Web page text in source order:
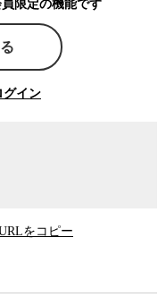
って有機化学が急速に発
た。当初は主に香水や化
品はもとよりトイレの芳
で浸透するようになって
す作業は手間も時間もか
、人工的に作られた化学
な化学物質をどんな割合
いるのだそうだ。
新皮質を経ずに、記憶を
に直接伝わるという特質
限定の機能です
グイン
をコピー